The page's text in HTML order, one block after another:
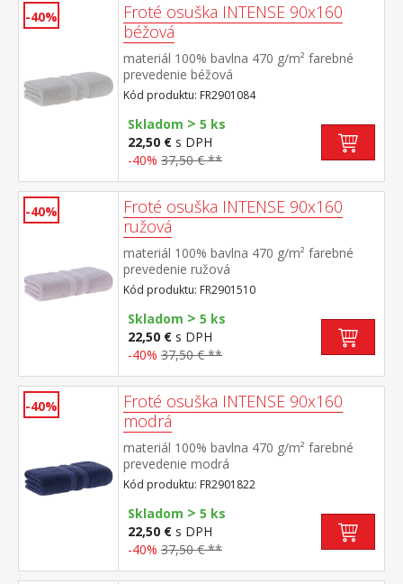
-40%
Froté osuška INTENSE 90x160
béžová
materiál 100% bavlna 470 g/m² farebné
prevedenie béžová
Kód produktu: FR2901084
Skladom > 5 ks
22,50 € s DPH
-40% 37,50 € **
-40%
Froté osuška INTENSE 90x160
ružová
materiál 100% bavlna 470 g/m² farebné
prevedenie ružová
Kód produktu: FR2901510
Skladom > 5 ks
22,50 € s DPH
-40% 37,50 € **
-40%
Froté osuška INTENSE 90x160
modrá
materiál 100% bavlna 470 g/m² farebné
prevedenie modrá
Kód produktu: FR2901822
Skladom > 5 ks
22,50 € s DPH
-40% 37,50 € **